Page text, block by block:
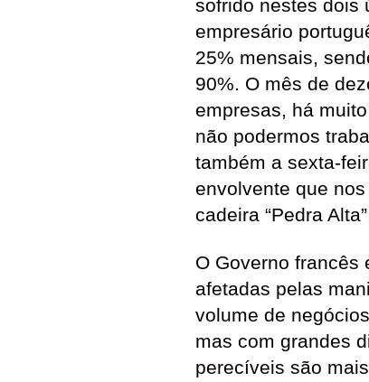
sofrido nestes dois
empresário
25% mensais,
90%. O mês de
empresas, há
não podermos
também a sexta-
envolvente que
cadeira “Pedra
O Governo francês
afetadas pelas
volume de
mas com grandes
perecíveis são